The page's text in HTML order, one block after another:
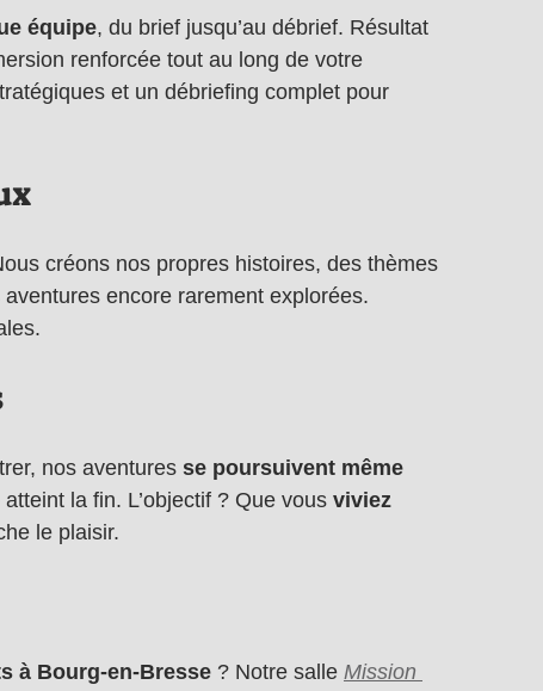
équipe, du brief jusqu’au débrief. Résultat
renforcée tout au long de votre
et un débriefing complet pour
créons nos propres histoires, des thèmes
encore rarement explorées.
nos aventures se poursuivent même
la fin. L’objectif ? Que vous viviez
le plaisir.
à Bourg-en-Bresse ? Notre salle Mission